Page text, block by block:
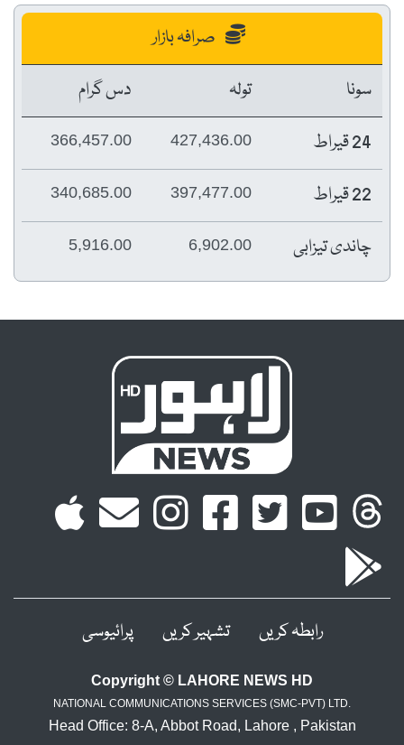
صرافہ بازار
سونا
تولہ
دس گرام
24 قیراط
427,436.00
366,457.00
22 قیراط 397,477.00
340,685.00
چاندی تیزابی 6,902.00
5,916.00
رابطہ کریں تشہیر کریں پرائیوسی
Copyright © LAHORE NEWS HD
NATIONAL COMMUNICATIONS SERVICES (SMC-PVT) LTD.
Head Office: 8-A, Abbot Road, Lahore , Pakistan